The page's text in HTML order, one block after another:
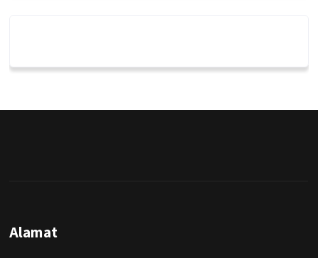
dengan budget 400an, kira kira gimana ya
#kontraktorbekasi #kontraktorinteriorjakarta
Alamat